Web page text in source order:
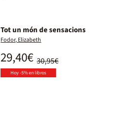
Tot un món de sensacions
Fodor, Elizabeth
30,95€
29,40€
Hoy -5% en libros